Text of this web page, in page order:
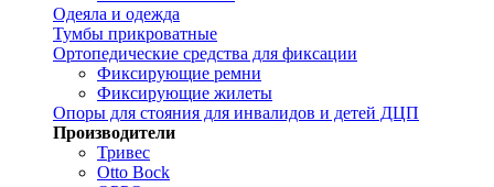
Одеяла и одежда
Тумбы прикроватные
Ортопедические средства для фиксации
Фиксирующие ремни
Фиксирующие жилеты
Опоры для стояния для инвалидов и детей ДЦП
Производители
Тривес
Otto Bock